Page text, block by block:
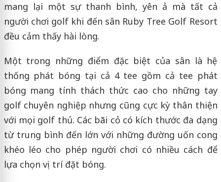
mang lại một sự thanh bình, yên ả mà tất cả
người chơi golf khi đến sân Ruby Tree Golf Resort
đều cảm thấy hài lòng.
Một trong những điểm đặc biệt của sân là hệ
thống phát bóng tại cả 4 tee gồm cả tee phát
bóng mang tính thách thức cao cho những tay
golf chuyên nghiệp nhưng cũng cực kỳ thân thiện
với mọi golf thủ. Các bãi cỏ có kích thước đa dạng
từ trung bình đến lớn với những đường uốn cong
khéo léo cho phép người chơi có nhiều cách để
lựa chọn vị trí đặt bóng.